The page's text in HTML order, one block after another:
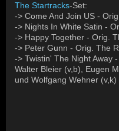
The Startracks-Set:
-> Come And Join US -
-> Nights In White Satin -
-> Happy Together - Orig.
-> Peter Gunn - Orig. The
-> Twistin' The Night Away
Walter Bleier (v,b), Eugen
und Wolfgang Wehner (v,k)